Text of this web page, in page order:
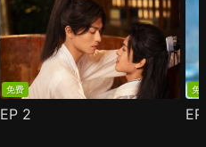
免费
EP 2
免